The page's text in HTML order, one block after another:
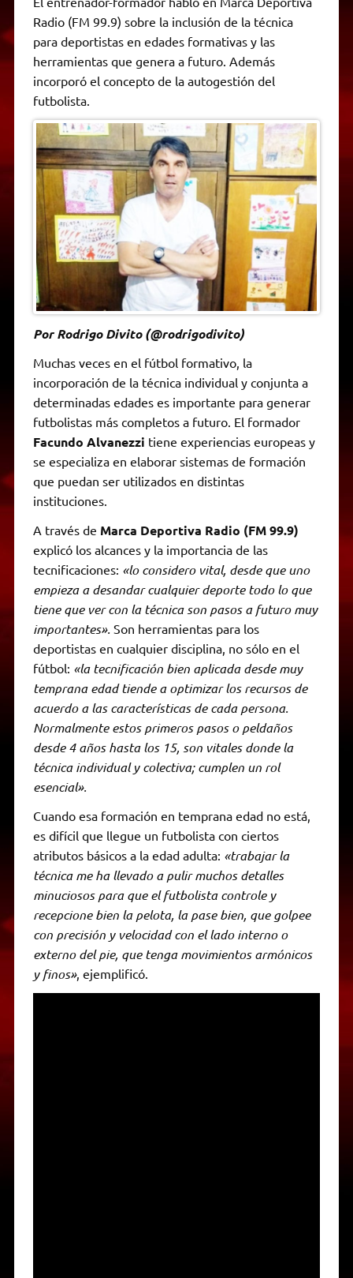
t
s
p
p
e
g
r
a
m
t
t
r
e
b
o
o
k
s
e
g
e
y
L
n
k
i
l
n
t
r
i
n
y
Radio (FM 99.9) sobre la inclusión de la técnica
para deportistas en edades formativas y las
herramientas que genera a futuro. Además
incorporó el concepto de la autogestión del
futbolista.
Por Rodrigo Divito (@rodrigodivito)
Muchas veces en el fútbol formativo, la
incorporación de la técnica individual y conjunta a
determinadas edades es importante para generar
futbolistas más completos a futuro. El formador
Facundo Alvanezzi tiene experiencias europeas y
se especializa en elaborar sistemas de formación
que puedan ser utilizados en distintas
instituciones.
A través de Marca Deportiva Radio (FM 99.9)
explicó los alcances y la importancia de las
tecnificaciones: «lo considero vital, desde que uno
empieza a desandar cualquier deporte todo lo que
tiene que ver con la técnica son pasos a futuro muy
importantes». Son herramientas para los
deportistas en cualquier disciplina, no sólo en el
fútbol: «la tecnificación bien aplicada desde muy
temprana edad tiende a optimizar los recursos de
acuerdo a las características de cada persona.
Normalmente estos primeros pasos o peldaños
desde 4 años hasta los 15, son vitales donde la
técnica individual y colectiva; cumplen un rol
esencial».
Cuando esa formación en temprana edad no está,
es difícil que llegue un futbolista con ciertos
atributos básicos a la edad adulta: «trabajar la
técnica me ha llevado a pulir muchos detalles
minuciosos para que el futbolista controle y
recepcione bien la pelota, la pase bien, que golpee
con precisión y velocidad con el lado interno o
externo del pie, que tenga movimientos armónicos
y finos», ejemplificó.